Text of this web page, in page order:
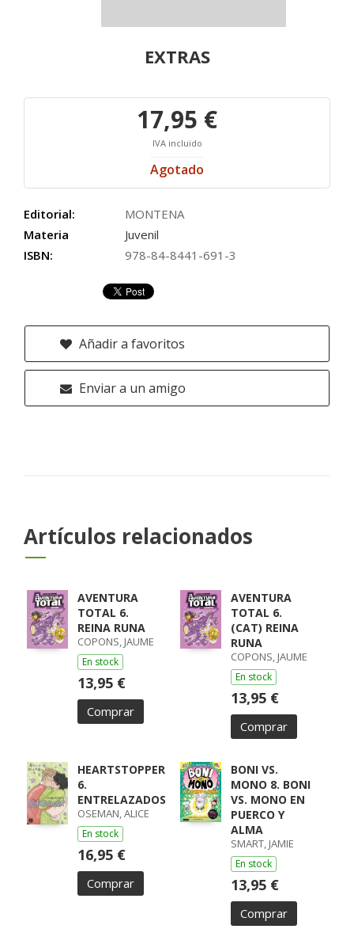
EXTRAS
17,95 €
IVA incluido
Agotado
Editorial:
MONTENA
Materia
Juvenil
ISBN:
978-84-8441-691-3
Añadir a favoritos
Enviar a un amigo
Artículos relacionados
AVENTURA
TOTAL 6.
REINA RUNA
COPONS, JAUME
En stock
13,95 €
Comprar
AVENTURA
TOTAL 6.
(CAT) REINA
RUNA
COPONS, JAUME
En stock
13,95 €
Comprar
HEARTSTOPPER
6.
ENTRELAZADOS
OSEMAN, ALICE
En stock
16,95 €
Comprar
BONI VS.
MONO 8. BONI
VS. MONO EN
PUERCO Y
ALMA
SMART, JAMIE
En stock
13,95 €
Comprar